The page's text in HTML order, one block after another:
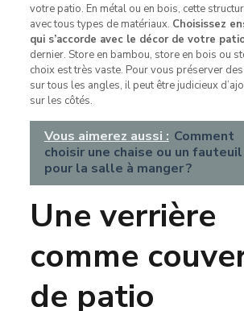
votre patio. En métal ou en bois, cette
avec tous types de matériaux. Choisissez
qui s’accorde avec le décor de votre
dernier. Store en bambou, store en bois ou
choix est très vaste. Pour vous préserver
sur tous les angles, il peut être judicieux
sur les côtés.
Vous aimerez aussi : Comment
choisir une chaise ou un fauteuil
pour la salle à manger ?
Une verrière
comme
de patio